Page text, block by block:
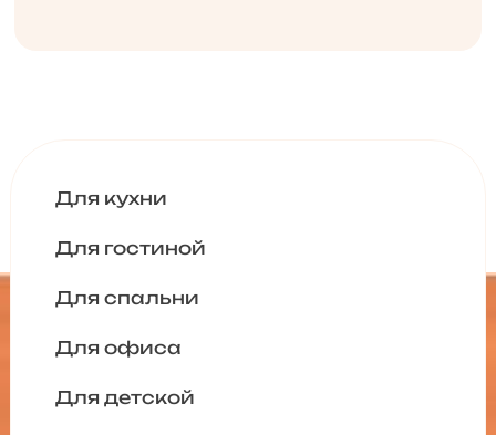
Для кухни
Для гостиной
Для спальни
Для офиса
Для детской